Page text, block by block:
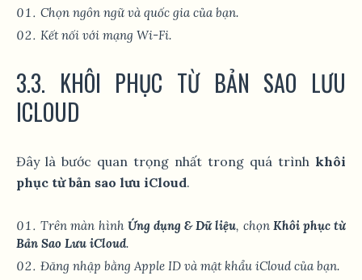
Chọn ngôn ngữ và quốc gia của bạn.
Kết nối với mạng Wi-Fi.
3.3. KHÔI PHỤC TỪ BẢN SAO LƯU
ICLOUD
Đây là bước quan trọng nhất trong quá trình khôi
phục từ bản sao lưu iCloud.
Trên màn hình Ứng dụng & Dữ liệu, chọn Khôi phục từ
Bản Sao Lưu iCloud.
Đăng nhập bằng Apple ID và mật khẩu iCloud của bạn.